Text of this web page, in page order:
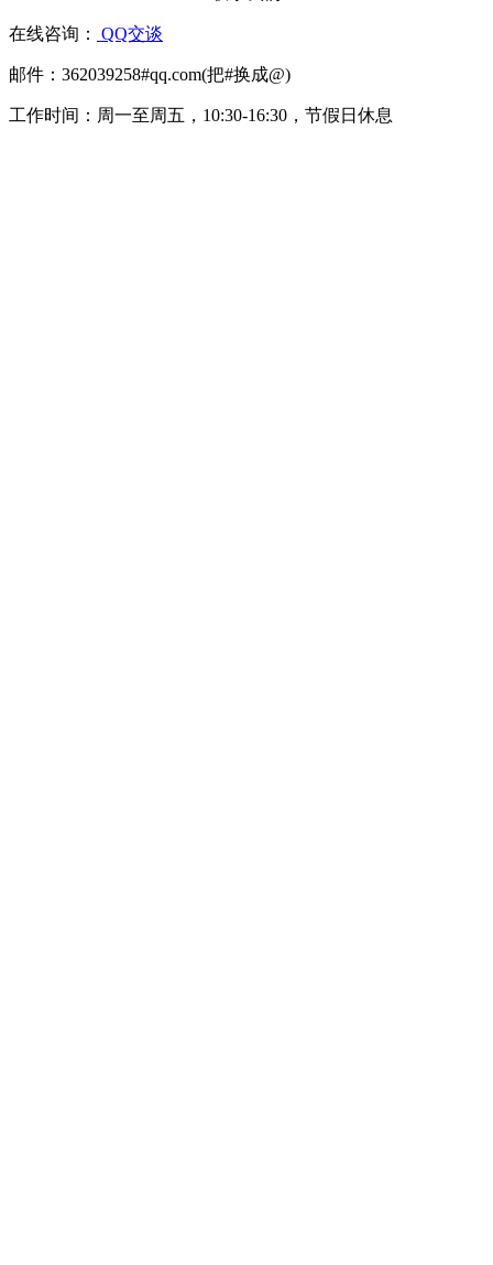
在线咨询： QQ交谈
邮件：362039258#qq.com(把#换成@)
工作时间：周一至周五，10:30-16:30，节假日休息